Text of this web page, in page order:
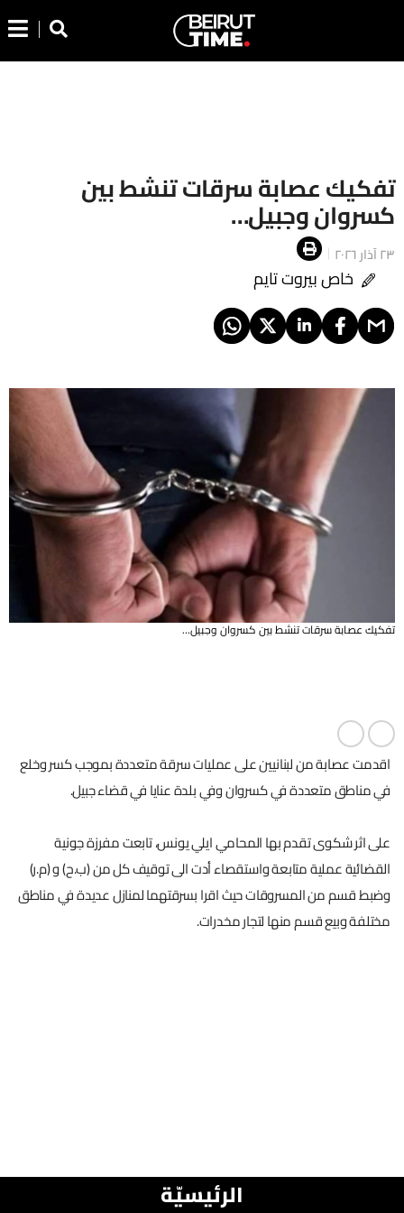
تفكيك عصابة سرقات تنشط بين
كسروان وجبيل…
٢٣ آذار ٢٠٢٦
خاص بيروت تايم
تفكيك عصابة سرقات تنشط بين كسروان وجبيل…
اقدمت عصابة من لبنانيين على عمليات سرقة متعددة بموجب كسر وخلع
في مناطق متعددة في كسروان وفي بلدة عنايا في قضاء جبيل.
على اثر شكوى تقدم بها المحامي ايلي يونس، تابعت مفرزة جونية
القضائية عملية متابعة واستقصاء أدت الى توقيف كل من (ب.ح) و (م.ر)
وضبط قسم من المسروقات حيث اقرا بسرقتهما لمنازل عديدة في مناطق
مختلفة وبيع قسم منها لتجار مخدرات.
الرئيسيّة